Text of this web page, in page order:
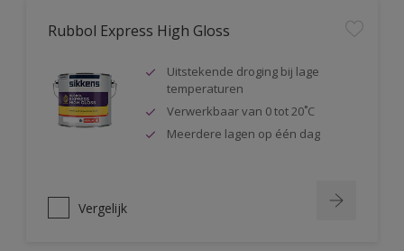
Rubbol Express High Gloss
Uitstekende droging bij lage
temperaturen
Verwerkbaar van 0 tot 20˚C
Meerdere lagen op één dag
Vergelijk